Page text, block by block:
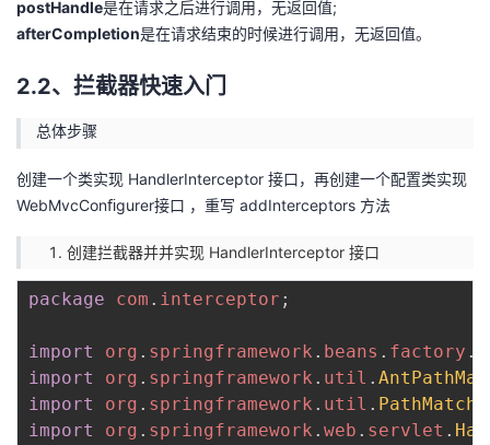
postHandle是在请求之后进行调用，无返回值;
afterCompletion是在请求结束的时候进行调用，无返回值。
2.2、拦截器快速入门
总体步骤
创建一个类实现 HandlerInterceptor 接口，再创建一个配置类实现
WebMvcConﬁgurer接口 ，重写 addInterceptors 方法
创建拦截器并并实现 HandlerInterceptor 接口
package com . interceptor ;
import org . springframework . beans . factory .
import
org . springframework . util .
import
org . springframework . util .
import
org . springframework . web . servlet .